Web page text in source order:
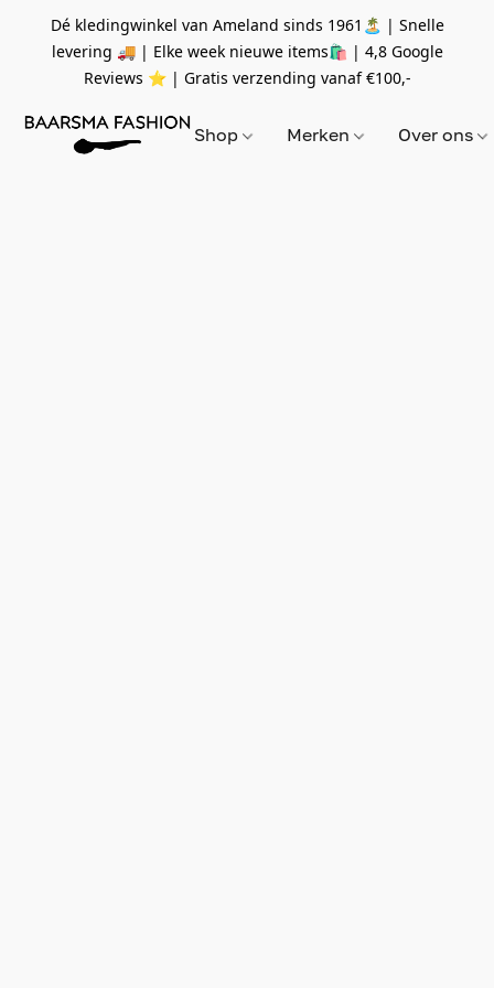
Dé kledingwinkel van Ameland sinds 1961🏝 | Snelle
levering 🚚 | Elke week nieuwe items🛍 | 4,8 Google
Reviews ⭐️ | Gratis verzending vanaf€100,-
Shop Merken Over ons